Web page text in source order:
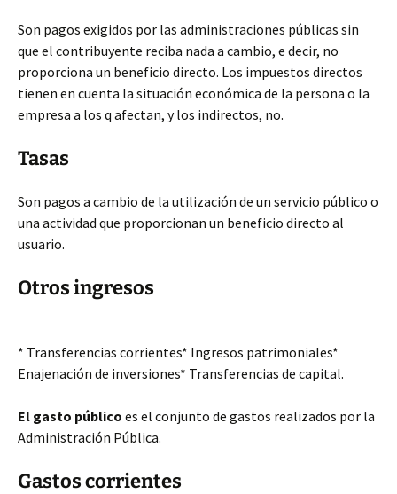
Son pagos exigidos por las administraciones públicas sin
que el contribuyente reciba nada a cambio, e decir, no
proporciona un beneficio directo. Los impuestos directos
tienen en cuenta la situación económica de la persona o la
empresa a los q afectan, y los indirectos, no.
Tasas
Son pagos a cambio de la utilización de un servicio público o
una actividad que proporcionan un beneficio directo al
usuario.
Otros ingresos
* Transferencias corrientes* Ingresos patrimoniales*
Enajenación de inversiones* Transferencias de capital.
El gasto público es el conjunto de gastos realizados por la
Administración Pública.
Gastos corrientes